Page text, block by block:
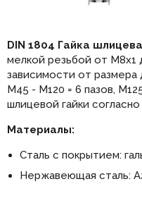
DIN 1804 Гайка
мелкой резьбой от М8х1
зависимости от размера
М45 - М120 = 6 пазов,
шлицевой гайки согласно
Материалы:
Сталь с покрытием:
Нержавеющая сталь: